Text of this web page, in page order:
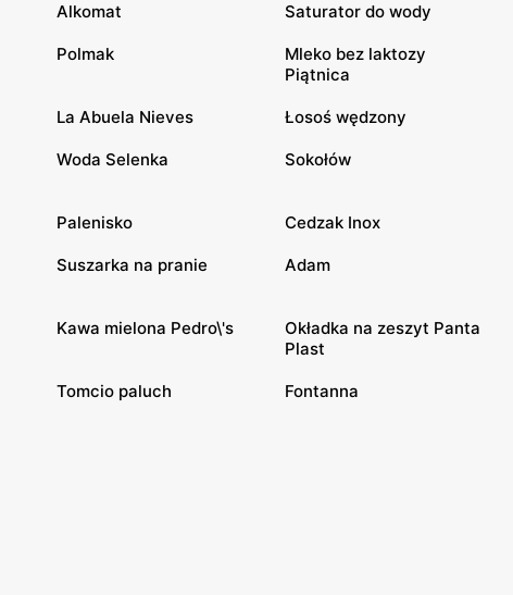
Alkomat Saturator do wody
Polmak
Mleko bez laktozy
Piątnica
La Abuela Nieves Łosoś wędzony
Woda Selenka Sokołów
Palenisko Cedzak Inox
Suszarka na pranie Adam
Kawa mielona Pedro\'s
Okładka na zeszyt Panta
Plast
Tomcio paluch Fontanna